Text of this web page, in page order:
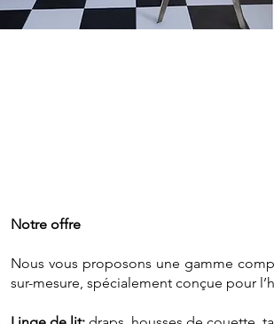
Notre offre
Nous vous proposons une gamme
sur-mesure, spécialement conçue pour